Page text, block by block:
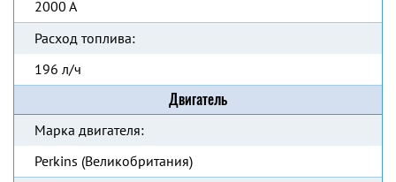
2000 А
Расход топлива:
196 л/ч
Двигатель
Марка двигателя:
Perkins (Великобритания)